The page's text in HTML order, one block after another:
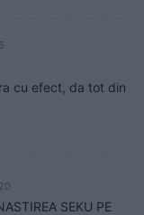
cu efect, da tot din
SEKU PE